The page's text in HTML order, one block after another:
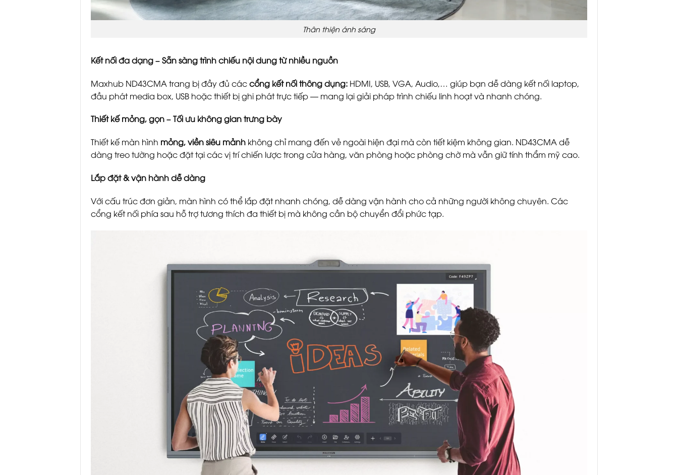
Thân thiện ánh sáng
Kết nối đa dạng – Sẵn sàng trình chiếu nội dung từ nhiều nguồn
Maxhub ND43CMA trang bị đầy đủ cáccổng kết nối thông dụng: HDMI, USB, VGA, Audio,… giúp bạn dễ dàng kết nối laptop,
đầu phát media box, USB hoặc thiết bị ghi phát trực tiếp — mang lại giải pháp trình chiếu linh hoạt và nhanh chóng.
Thiết kế mỏng, gọn – Tối ưu không gian trưng bày
Thiết kế màn hình mỏng, viền siêu mảnh không chỉ mang đến vẻ ngoài hiện đại mà còn tiết kiệm không gian. ND43CMA dễ
dàng treo tường hoặc đặt tại các vị trí chiến lược trong cửa hàng, văn phòng hoặc phòng chờ mà vẫn giữ tính thẩm mỹ cao.
Lắp đặt & vận hành dễ dàng
Với cấu trúc đơn giản, màn hình có thể lắp đặt nhanh chóng, dễ dàng vận hành cho cả những người không chuyên. Các
cổng kết nối phía sau hỗ trợ tương thích đa thiết bị mà không cần bộ chuyển đổi phức tạp.